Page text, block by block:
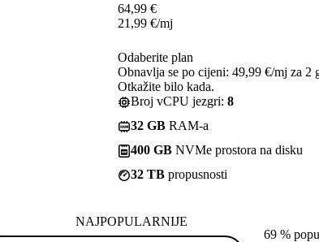
64,99 €
21,99 €/mj
Odaberite plan
Obnavlja se po cijeni: 49,99 €/mj za 2
Otkažite bilo kada.
Broj vCPU jezgri: 8
32 GB RAM-a
400 GB NVMe prostora na disku
32 TB propusnosti
NAJPOPULARNIJE
69 %